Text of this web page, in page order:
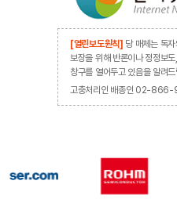
[열린보도원칙] 당 매체는 독
보장을 위해 반론이나 정정보
창구를 열어두고 있음을 알려
고충처리인 배종인 02-